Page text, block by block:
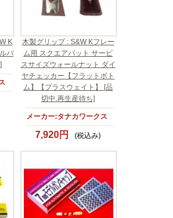
K
バ
木製グリップ : S&W Kフレー
ム用 スクエアバット サービ
スサイズウォールナット ダイ
ヤチェッカー【フラットボト
ム】【プラスウェイト】 [品
切中.再生産待ち]
メーカー:タナカワークス
7,920円 (税込み)